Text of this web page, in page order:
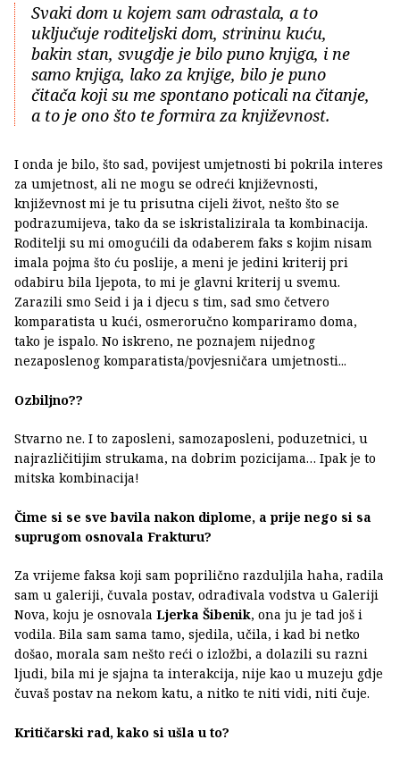
Svaki dom u kojem sam odrastala, a to
uključuje roditeljski dom, strininu kuću,
bakin stan, svugdje je bilo puno knjiga, i ne
samo knjiga, lako za knjige, bilo je puno
čitača koji su me spontano poticali na čitanje,
a to je ono što te formira za književnost.
I onda je bilo, što sad, povijest umjetnosti bi pokrila interes
za umjetnost, ali ne mogu se odreći književnosti,
književnost mi je tu prisutna cijeli život, nešto što se
podrazumijeva, tako da se iskristalizirala ta kombinacija.
Roditelji su mi omogućili da odaberem faks s kojim nisam
imala pojma što ću poslije, a meni je jedini kriterij pri
odabiru bila ljepota, to mi je glavni kriterij u svemu.
Zarazili smo Seid i ja i djecu s tim, sad smo četvero
komparatista u kući, osmeroručno kompariramo doma,
tako je ispalo. No iskreno, ne poznajem nijednog
nezaposlenog komparatista/povjesničara umjetnosti...
Ozbiljno??
Stvarno ne. I to zaposleni, samozaposleni, poduzetnici, u
najrazličitijim strukama, na dobrim pozicijama… Ipak je to
mitska kombinacija!
Čime si se sve bavila nakon diplome, a prije nego si sa
suprugom osnovala Frakturu?
Za vrijeme faksa koji sam poprilično razduljila haha, radila
sam u galeriji, čuvala postav, odrađivala vodstva u Galeriji
Nova, koju je osnovala Ljerka Šibenik, ona ju je tad još i
vodila. Bila sam sama tamo, sjedila, učila, i kad bi netko
došao, morala sam nešto reći o izložbi, a dolazili su razni
ljudi, bila mi je sjajna ta interakcija, nije kao u muzeju gdje
čuvaš postav na nekom katu, a nitko te niti vidi, niti čuje.
Kritičarski rad, kako si ušla u to?